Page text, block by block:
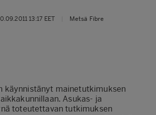
13:17 EET Metsä Fibre
käynnistänyt mainetutkimuksen
Asukas- ja
toteutettavan tutkimuksen